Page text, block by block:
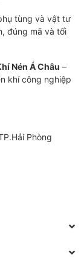
< 3microgam/
gia về
tùng và vật tư
đúng mã và tối
Nén Á Châu –
khí công nghiệp
Phòng